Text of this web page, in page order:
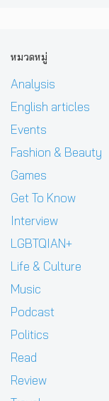
หมวดหมู่
Analysis
English articles
Events
Fashion & Beauty
Games
Get To Know
Interview
LGBTQIAN+
Life & Culture
Music
Podcast
Politics
Read
Review